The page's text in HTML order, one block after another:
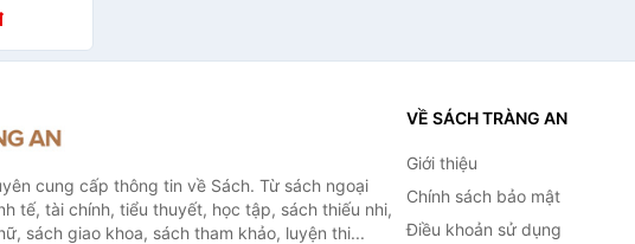
cung cấp thông tin về Sách. Từ sách ngoại
tế, tài chính, tiểu thuyết, học tập, sách thiếu nhi,
sách giao khoa, sách tham khảo, luyện thi...
VỀ SÁCH TRÀNG AN
Giới thiệu
Chính sách bảo mật
Điều khoản sử dụng